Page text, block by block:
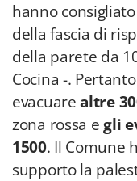
hanno
della fascia di
della parete da
Cocina -.
evacuarealtre
zona rossa egli
1500. Il Comune
supporto la